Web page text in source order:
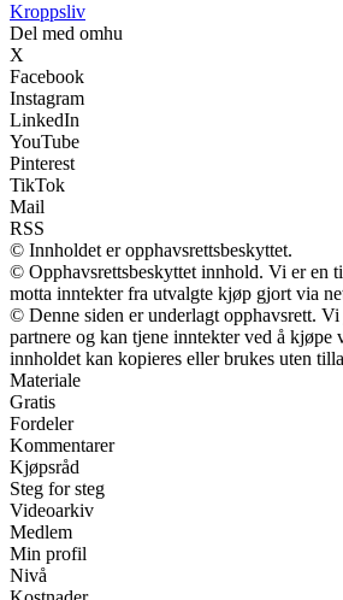
Kroppsliv
Del med omhu
X
Facebook
Instagram
LinkedIn
YouTube
Pinterest
TikTok
Mail
RSS
© Innholdet er opphavsrettsbeskyttet.
© Opphavsrettsbeskyttet innhold. Vi er en
motta inntekter fra utvalgte kjøp gjort via
© Denne siden er underlagt opphavsrett.
partnere og kan tjene inntekter ved å kjøpe
innholdet kan kopieres eller brukes uten
Materiale
Gratis
Fordeler
Kommentarer
Kjøpsråd
Steg for steg
Videoarkiv
Medlem
Min profil
Nivå